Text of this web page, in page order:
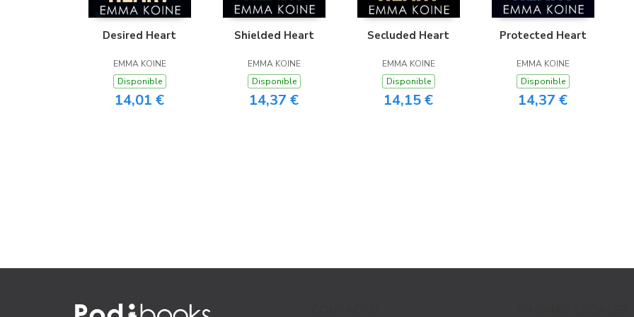
Desired Heart
EMMA KOINE
Disponible
14,01 €
Shielded Heart
EMMA KOINE
Disponible
14,37 €
Secluded Heart
EMMA KOINE
Disponible
14,15 €
Protected Heart
EMMA KOINE
Disponible
14,37 €